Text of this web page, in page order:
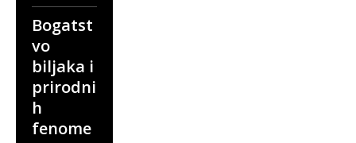
Bogatst
vo
biljaka i
prirodni
h
fenome